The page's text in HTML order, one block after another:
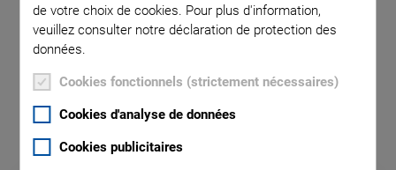
de votre choix de cookies. Pour plus d'information,
veuillez consulter notre déclaration de protection des
données.
Cookies fonctionnels (strictement nécessaires)
Cookies d'analyse de données
Cookies publicitaires
Miniature Rotation Stages
with Q-Motion & PILine
Drives